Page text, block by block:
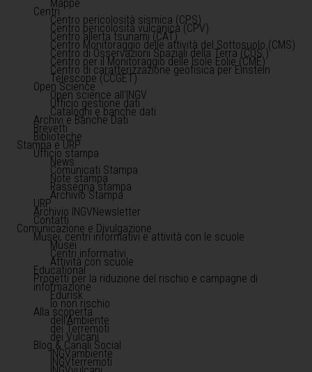
Mappe
Centri
Centro pericolosità sismica (CPS)
Centro pericolosità vulcanica (CPV)
Centro allerta tsunami (CAT)
Centro Monitoraggio delle attività del Sottosuolo (CMS)
Centro di Osservazioni Spaziali della Terra (COS )
Centro per il Monitoraggio delle Isole Eolie (CME)
Centro di caratterizzazione geofisica per Einstein
Telescope (CCGET)
Open Science
Open science all'INGV
Ufficio gestione dati
Cataloghi e banche dati
Archivi e Banche Dati
Brevetti
Biblioteche
Stampa e URP
Ufficio stampa
News
Comunicati Stampa
Note stampa
Rassegna stampa
Archivio Stampa
URP
Archivio INGVNewsletter
Contatti
Comunicazione e Divulgazione
Musei, centri informativi e attività con le scuole
Musei
Centri informativi
Attività con scuole
Educational
Progetti per la riduzione del rischio e campagne di
informazione
Edurisk
Io non rischio
Alla scoperta
dell'Ambiente
dei Terremoti
dei Vulcani
Blog & Canali Social
INGVambiente
INGVterremoti